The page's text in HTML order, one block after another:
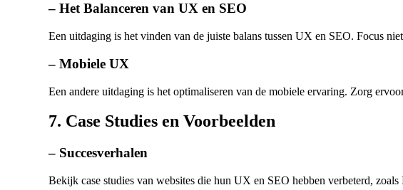
– Het Balanceren van UX en SEO
Een uitdaging is het vinden van de juiste balans tussen UX en SEO. Focus
– Mobiele UX
Een andere uitdaging is het optimaliseren van de mobiele ervaring. Zorg
7. Case Studies en Voorbeelden
– Succesverhalen
Bekijk case studies van websites die hun UX en SEO hebben verbeterd, zoals